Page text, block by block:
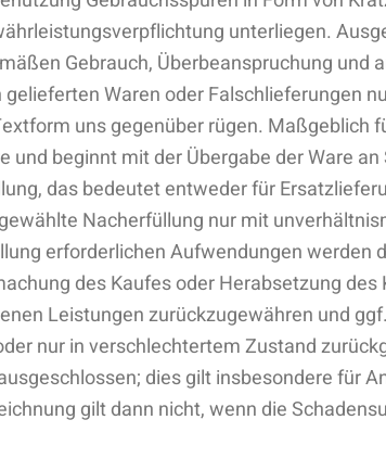
unterliegen.
Gebrauch, Überbeanspruchung und
Waren oder Falschlieferungen
uns gegenüber rügen. Maßgeblich
beginnt mit der Übergabe der Ware an
das bedeutet entweder für
Nacherfüllung nur mit
erforderlichen Aufwendungen werden
des Kaufes oder Herabsetzung
Leistungen zurückzugewähren und
nur in verschlechtertem Zustand
dies gilt insbesondere für
gilt dann nicht, wenn die